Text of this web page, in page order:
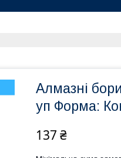
Алмазні
уп Форма:
137 ₴